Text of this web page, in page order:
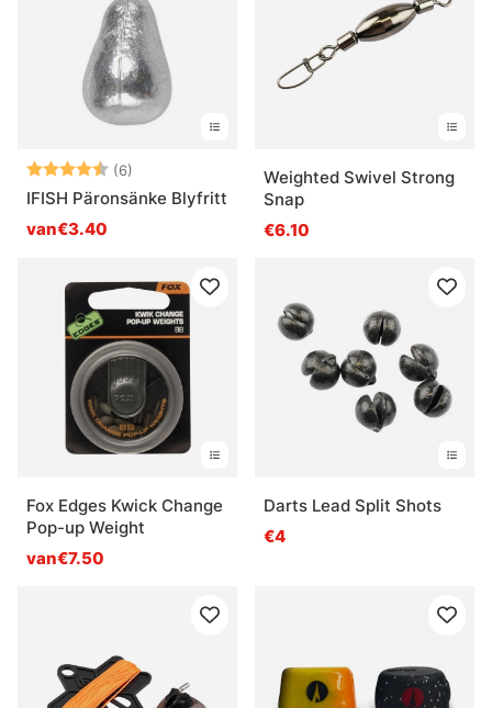
Beoordeling:
(6)
IFISH Päronsänke Blyfritt
van€3.40
Weighted Swivel Strong
Snap
€6.10
Fox Edges Kwick Change
Pop-up Weight
van€7.50
Darts Lead Split Shots
€4